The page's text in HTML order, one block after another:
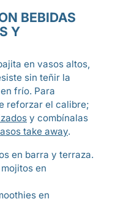
BEBIDAS
Y
en vasos altos,
sin teñir la
frío. Para
reforzar el calibre;
y combínalas
take away.
en barra y terraza.
en
en